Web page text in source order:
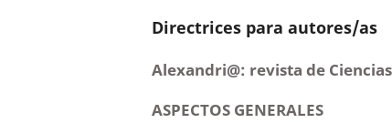
Directrices para autores/as
Alexandri@: revista de
ASPECTOS GENERALES